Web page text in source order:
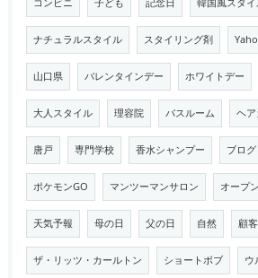
コンビニ 子ども 記念日 韓国風スタ
ナチュラルスタイル スタイリング剤
山口県 バレンタインデー ホワイトデー
大人スタイル 理容院 バスルーム ヘア
唐戸 専門学校 香水シャンプー ブログ
ポケモンGO マンツーマンサロン オープン
天気予報 母の日 父の日 自然 顧
ザ・リッツ・カールトン ショートボブ ウ